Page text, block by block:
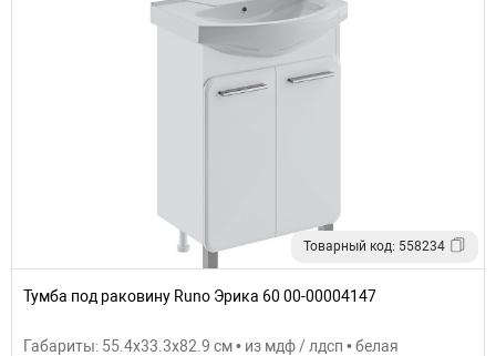
Товарный код: 558234
Тумба под раковину Runo Эрика 60 00-00004147
Габариты: 55.4x33.3x82.9 см • из мдф / лдсп • белая